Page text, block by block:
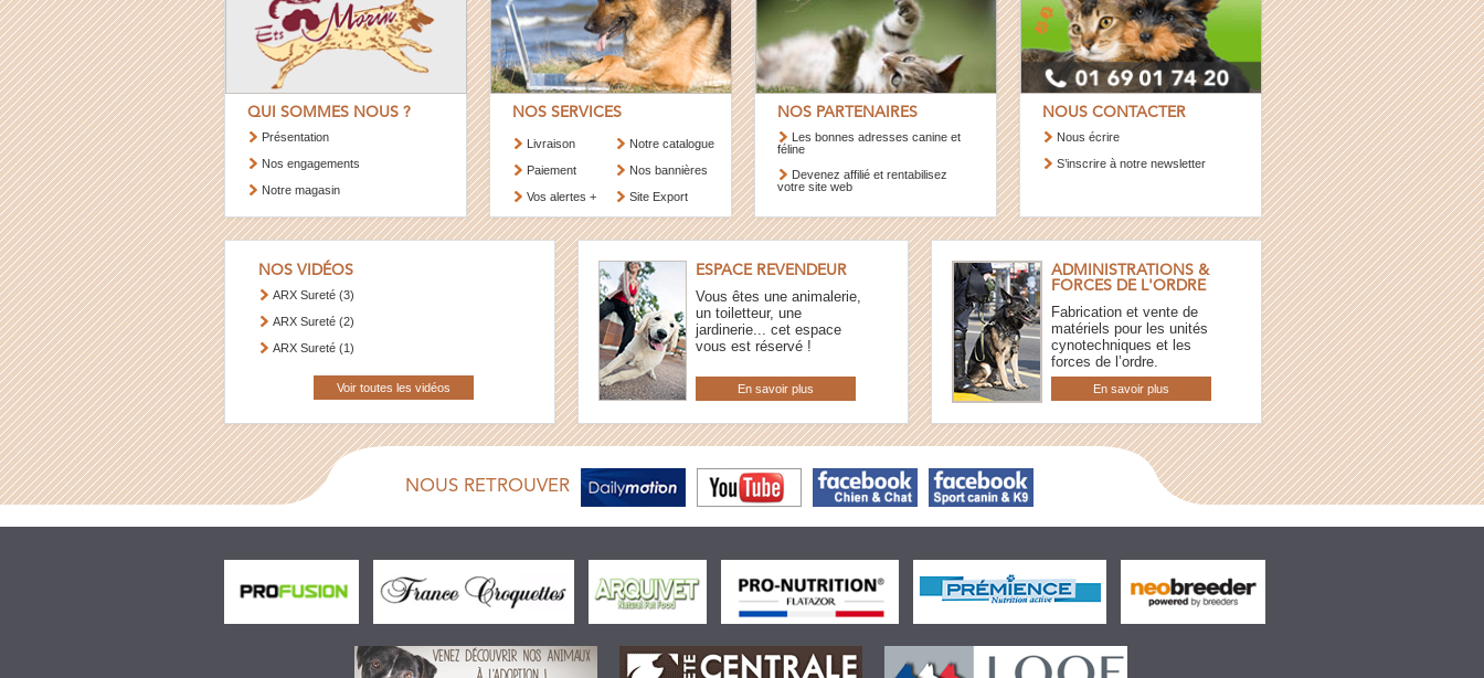
QUI SOMMES NOUS ?
Présentation
Nos engagements
Notre magasin
NOS SERVICES
Livraison
Paiement
Vos alertes +
Notre catalogue
Nos bannières
Site Export
NOS PARTENAIRES
Les bonnes adresses canine et
féline
Devenez affilié et rentabilisez
votre site web
NOUS CONTACTER
Nous écrire
S’inscrire à notre newsletter
NOS VIDÉOS
ARX Sureté (3)
ARX Sureté (2)
ARX Sureté (1)
Voir toutes les vidéos
ESPACE REVENDEUR
Vous êtes une animalerie,
un toiletteur, une
jardinerie... cet espace
vous est réservé !
En savoir plus
ADMINISTRATIONS &
FORCES DE L'ORDRE
Fabrication et vente de
matériels pour les unités
cynotechniques et les
forces de l’ordre.
En savoir plus
NOUS RETROUVER